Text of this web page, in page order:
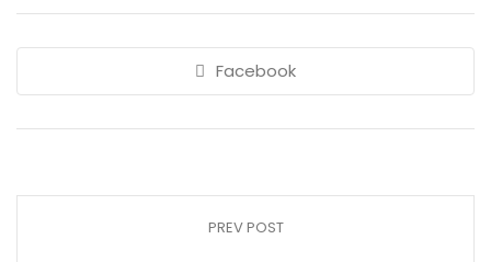
Facebook
PREV POST